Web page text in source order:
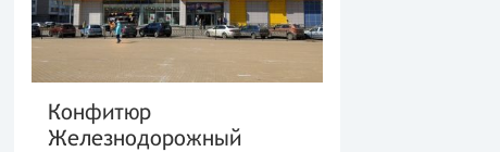
Конфитюр
Железнодорожный